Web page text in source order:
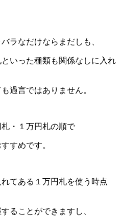
ラなだけならまだしも、
いった種類も関係なしに入れ
過言ではありません。
・１万円札の順で
すめです。
てある１万円札を使う時点
ることができますし、